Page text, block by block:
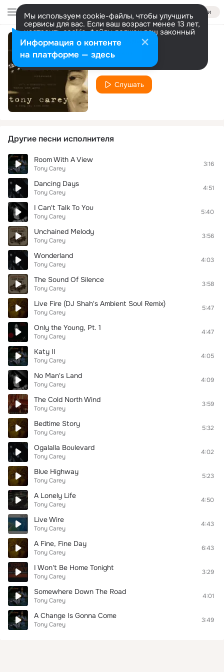
Войти
Мы используем cookie-файлы, чтобы улучшить
сервисы для вас. Если ваш возраст менее 13 лет,
настроить cookie-файлы должен ваш законный
представитель. Больше информации
Разрешить все Настроить
Laugh at Me
Слушать
Другие песни исполнителя
Room With A View
Tony Carey
3:16
Dancing Days
Tony Carey
4:51
I Can't Talk To You
Tony Carey
5:40
Unchained Melody
Tony Carey
3:56
Wonderland
Tony Carey
4:03
The Sound Of Silence
Tony Carey
3:58
Live Fire (DJ Shah's Ambient Soul Remix)
Tony Carey
5:47
Only the Young, Pt. 1
Tony Carey
4:47
Katy II
Tony Carey
4:05
No Man's Land
Tony Carey
4:09
The Cold North Wind
Tony Carey
3:59
Bedtime Story
Tony Carey
5:32
Ogalalla Boulevard
Tony Carey
4:02
Blue Highway
Tony Carey
5:23
A Lonely Life
Tony Carey
4:50
Live Wire
Tony Carey
4:43
A Fine, Fine Day
Tony Carey
6:43
I Won't Be Home Tonight
Tony Carey
3:29
Somewhere Down The Road
Tony Carey
4:01
A Change Is Gonna Come
Tony Carey
3:49
Информация о контенте
на платформе — здесь